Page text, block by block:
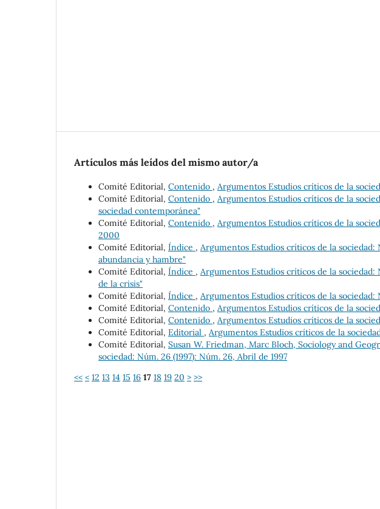
Artículos más leídos del mismo autor/a
Comité Editorial, Contenido , Argumentos Estudios críticos de la
Comité Editorial, Contenido , Argumentos Estudios críticos de la
sociedad contemporánea"
Comité Editorial, Contenido , Argumentos Estudios críticos de la
2000
Comité Editorial, Índice , Argumentos Estudios críticos de la
abundancia y hambre"
Comité Editorial, Índice , Argumentos Estudios críticos de la
de la crisis"
Comité Editorial, Índice , Argumentos Estudios críticos de la sociedad:
Comité Editorial, Contenido , Argumentos Estudios críticos de la
Comité Editorial, Contenido , Argumentos Estudios críticos de la
Comité Editorial, Editorial , Argumentos Estudios críticos de la
Comité Editorial, Susan W. Friedman, Marc Bloch, Sociology and
sociedad: Núm. 26 (1997): Núm. 26, Abril de 1997
<< < 12 13 14 15 16 17 18 19 20 > >>